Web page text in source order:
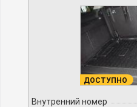
ДОСТУПНО
Внутренний номер